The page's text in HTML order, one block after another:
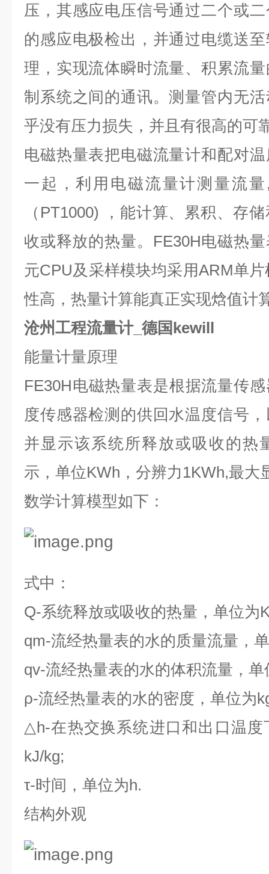
压，其感应电压信号通过二个或
的感应电极检出，并通过电缆送
理，实现流体瞬时流量、积累流
制系统之间的通讯。测量管内无
乎没有压力损失，并且有很高的可
电磁热量表把电磁流量计和配对
一起，利用电磁流量计测量流量
（ PT1000)
，能计算、累积、存
收或释放的热量。 FE30H电磁热
元CPU及采样模块均采用ARM单片
性高，热量计算能真正实现焓值计
沧州工程流量计_德国kewill
能量计量原理
FE30H电磁热量表是根据流量传
度传感器检测的供回水温度信号
并显示该系统所释放或吸收的热
示，单位KWh ，分辨力 1KWh,最大
数学计算模型如下：
式中：
Q-系统释放或吸收的热量，单位为
qm-流经热量表的水的质量流量，
qv-流经热量表的水的体积流量，单
ρ-流经热量表的水的密度，单位为
△h-在热交换系统进口和出口温
kJ/kg;
τ-时间，单位为h.
结构外观